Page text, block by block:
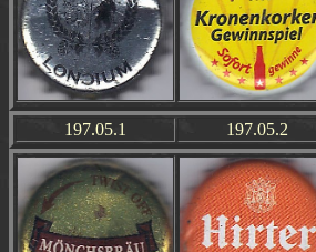
197.05.1 197.05.2